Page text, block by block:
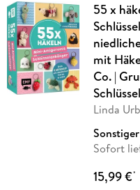
55 x
mit
Co. |
Linda
Sofort
15,99 €*